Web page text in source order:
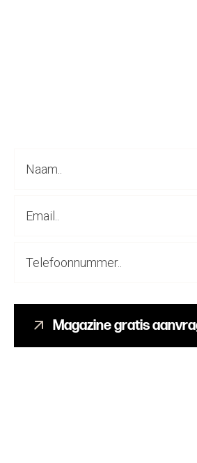
Magazine gratis